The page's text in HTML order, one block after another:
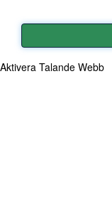
Aktivera Talande Webb